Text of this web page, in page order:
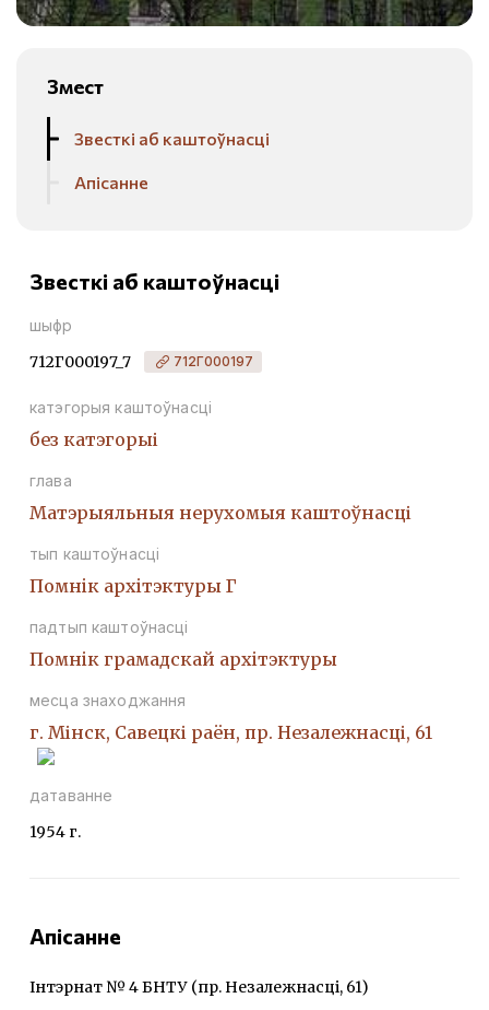
Змест
Звесткі аб каштоўнасці
Апісанне
Звесткі аб каштоўнасці
шыфр
712Г000197_7 712Г000197
катэгорыя каштоўнасці
без катэгорыі
глава
Матэрыяльныя нерухомыя каштоўнасці
тып каштоўнасці
Помнiк архiтэктуры Г
падтып каштоўнасці
Помнiк грамадскай архiтэктуры
месца знаходжання
г. Мінск, Савецкі раён, пр. Незалежнасці, 61
датаванне
1954 г.
Апісанне
Інтэрнат № 4 БНТУ (пр. Незалежнасці, 61)